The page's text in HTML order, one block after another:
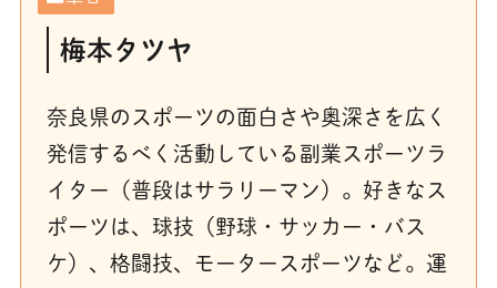
梅本タツヤ
奈良県のスポーツの面白さや奥深さを広く
発信するべく活動している副業スポーツラ
イター（普段はサラリーマン）。好きなス
ポーツは、球技（野球・サッカー・バス
ケ）、格闘技、モータースポーツなど。運